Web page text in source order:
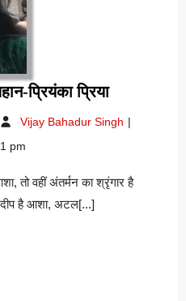
प्रियंका प्रियाआशा-
मुस्कुराएगा
प्रिया
Vijay Bahadur Singh आशा-
प्रियंका
pm
तो वहीं अंतर्मन का श्रृंगार है
है आशा, अटल[...]